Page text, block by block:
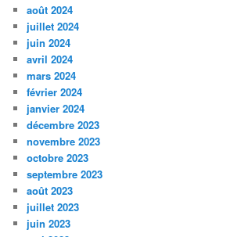
août 2024
juillet 2024
juin 2024
avril 2024
mars 2024
février 2024
janvier 2024
décembre 2023
novembre 2023
octobre 2023
septembre 2023
août 2023
juillet 2023
juin 2023